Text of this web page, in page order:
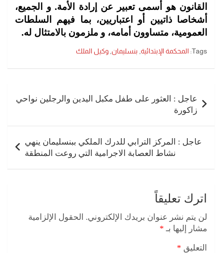
القانون هو أسمى تعبير عن إرادة الأمة. و الجميع،
أشخاصا ذاتيين أو اعتباريين، بما فيهم السلطات
العمومية، متساوون أمامه، و ملزمون بالامتثال له.
Tags: المحكمة الإبتدائية, بنسليمان, وكيل الملك
المقالاتعاجل : العثور على طفل مكبل اليدين والرجلين نواحي
زاكورة
عاجل : المركز الترابي للدرك الملكي ببنسليمان ينهي
نشاط العصابة الاجرامية التي روعت المنطقة
اترك تعليقاً
لن يتم نشر عنوان بريدك الإلكتروني. الحقول الإلزامية
مشار إليها بـ *
التعليق *